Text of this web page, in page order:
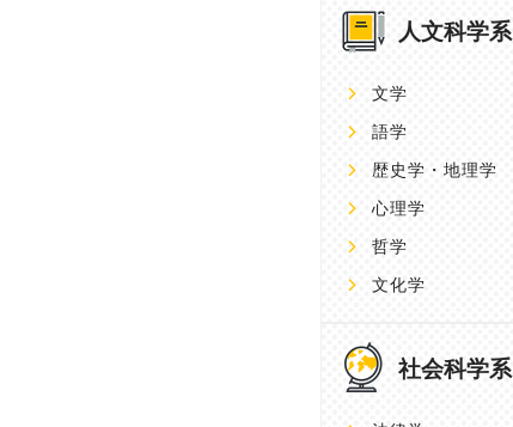
人文科学系
文学
語学
歴史学・地理学
心理学
哲学
文化学
社会科学系